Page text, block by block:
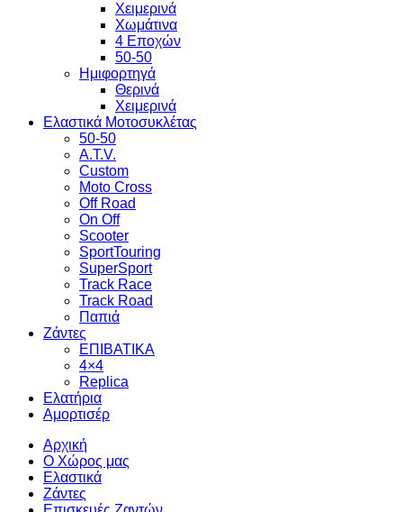
Χειμερινά
Χωμάτινα
4 Εποχών
50-50
Ημιφορτηγά
Θερινά
Χειμερινά
Ελαστικά Μοτοσυκλέτας
50-50
A.T.V.
Custom
Moto Cross
Off Road
On Off
Scooter
SportTouring
SuperSport
Track Race
Track Road
Παπιά
Ζάντες
ΕΠΙΒΑΤΙΚΑ
4×4
Replica
Ελατήρια
Αμορτισέρ
Αρχική
Ο Χώρος μας
Ελαστικά
Ζάντες